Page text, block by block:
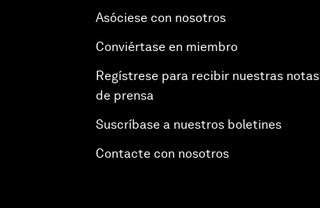
Asóciese con nosotros
Conviértase en miembro
Regístrese para recibir nuestras notas
de prensa
Suscríbase a nuestros boletines
Contacte con nosotros